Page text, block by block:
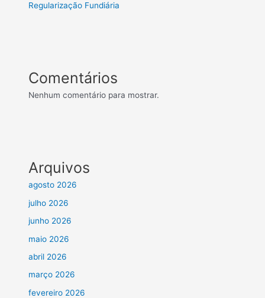
Regularização Fundiária
Comentários
Nenhum comentário para mostrar.
Arquivos
agosto 2026
julho 2026
junho 2026
maio 2026
abril 2026
março 2026
fevereiro 2026